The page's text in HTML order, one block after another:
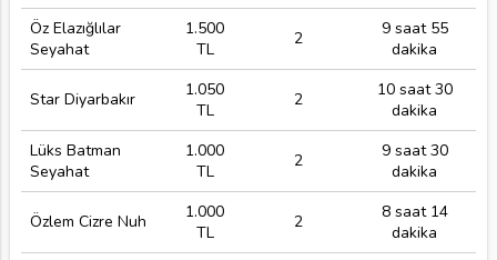
Öz Elazığlılar
Seyahat
1.500
TL
2
9 saat 55
dakika
Star Diyarbakır
1.050
TL
2
10 saat 30
dakika
Lüks Batman
Seyahat
1.000
TL
2
9 saat 30
dakika
Özlem Cizre Nuh
1.000
TL
2
8 saat 14
dakika